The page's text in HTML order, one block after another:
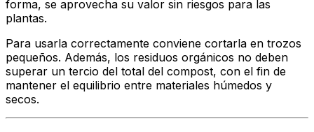
forma, se aprovecha su valor sin riesgos para las
plantas.
Para usarla correctamente conviene cortarla en trozos
pequeños. Además, los residuos orgánicos no deben
superar un tercio del total del compost, con el fin de
mantener el equilibrio entre materiales húmedos y
secos.